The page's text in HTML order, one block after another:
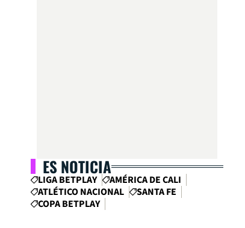
ES NOTICIA
LIGA BETPLAY
AMÉRICA DE CALI
ATLÉTICO NACIONAL
SANTA FE
COPA BETPLAY